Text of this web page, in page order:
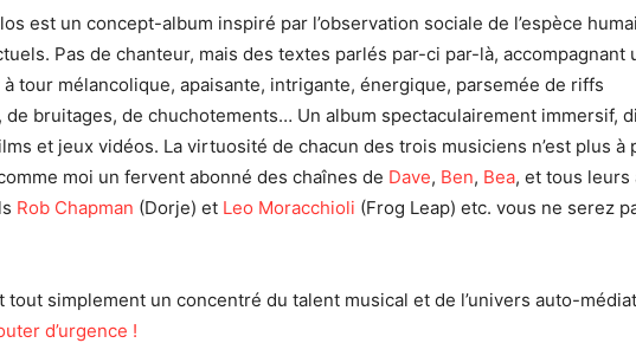
est un concept-album inspiré par l’observation sociale de l’espèce
Pas de chanteur, mais des textes parlés par-ci par-là, accompagnant
tour mélancolique, apaisante, intrigante, énergique, parsemée de riffs
de bruitages, de chuchotements… Un album spectaculairement immersif,
et jeux vidéos. La virtuosité de chacun des trois musiciens n’est plus à
moi un fervent abonné des chaînes de Dave, Ben, Bea, et tous leurs
Rob Chapman (Dorje) et Leo Moracchioli (Frog Leap) etc. vous ne serez
tout simplement un concentré du talent musical et de l’univers auto-
d’urgence !